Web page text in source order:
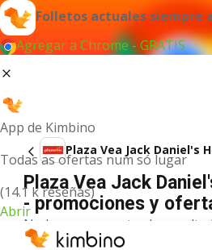
Folletos actuales siempre
Agregar a Chrome - GRATIS
App de Kimbino
Todas as ofertas num só lugar
(14.1 k reseñas)
Abrir
Plaza Vea Jack Daniel's
Plaza Vea Jack
- promociones y
No hemos encontrado
término.